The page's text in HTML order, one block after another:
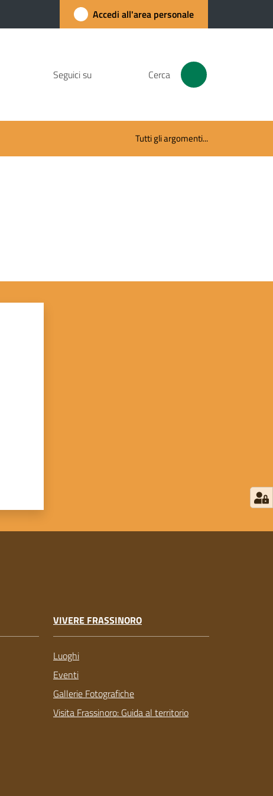
Accedi all'area personale
Seguici su Cerca
Tutti gli argomenti...
VIVERE FRASSINORO
Luoghi
Eventi
Gallerie Fotografiche
Visita Frassinoro: Guida al territorio